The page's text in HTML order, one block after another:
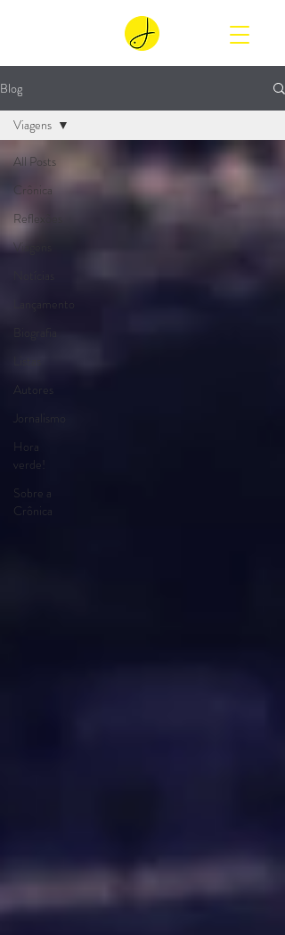
Blog
All Posts
Crônica
Reflexões
Viagens
Lançamento
Autores
Jornalismo
Hora
verde!
Sobre a
Crônica
Viagens